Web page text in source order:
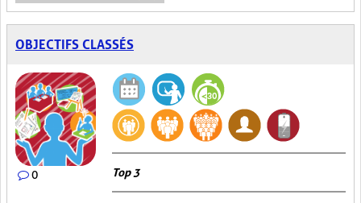
OBJECTIFS CLASSÉS
0 Top 3